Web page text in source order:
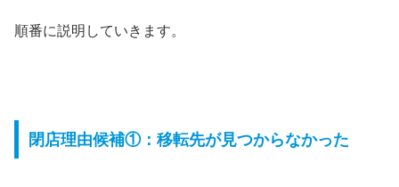
順番に説明していきます。
閉店理由候補①：移転先が見つからなかった